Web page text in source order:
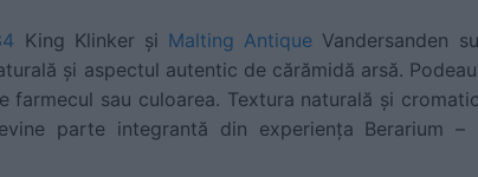
King Klinker și Malting Antique Vandersanden
și aspectul autentic de cărămidă arsă.
farmecul sau culoarea. Textura naturală și
parte integrantă din experiența Berarium